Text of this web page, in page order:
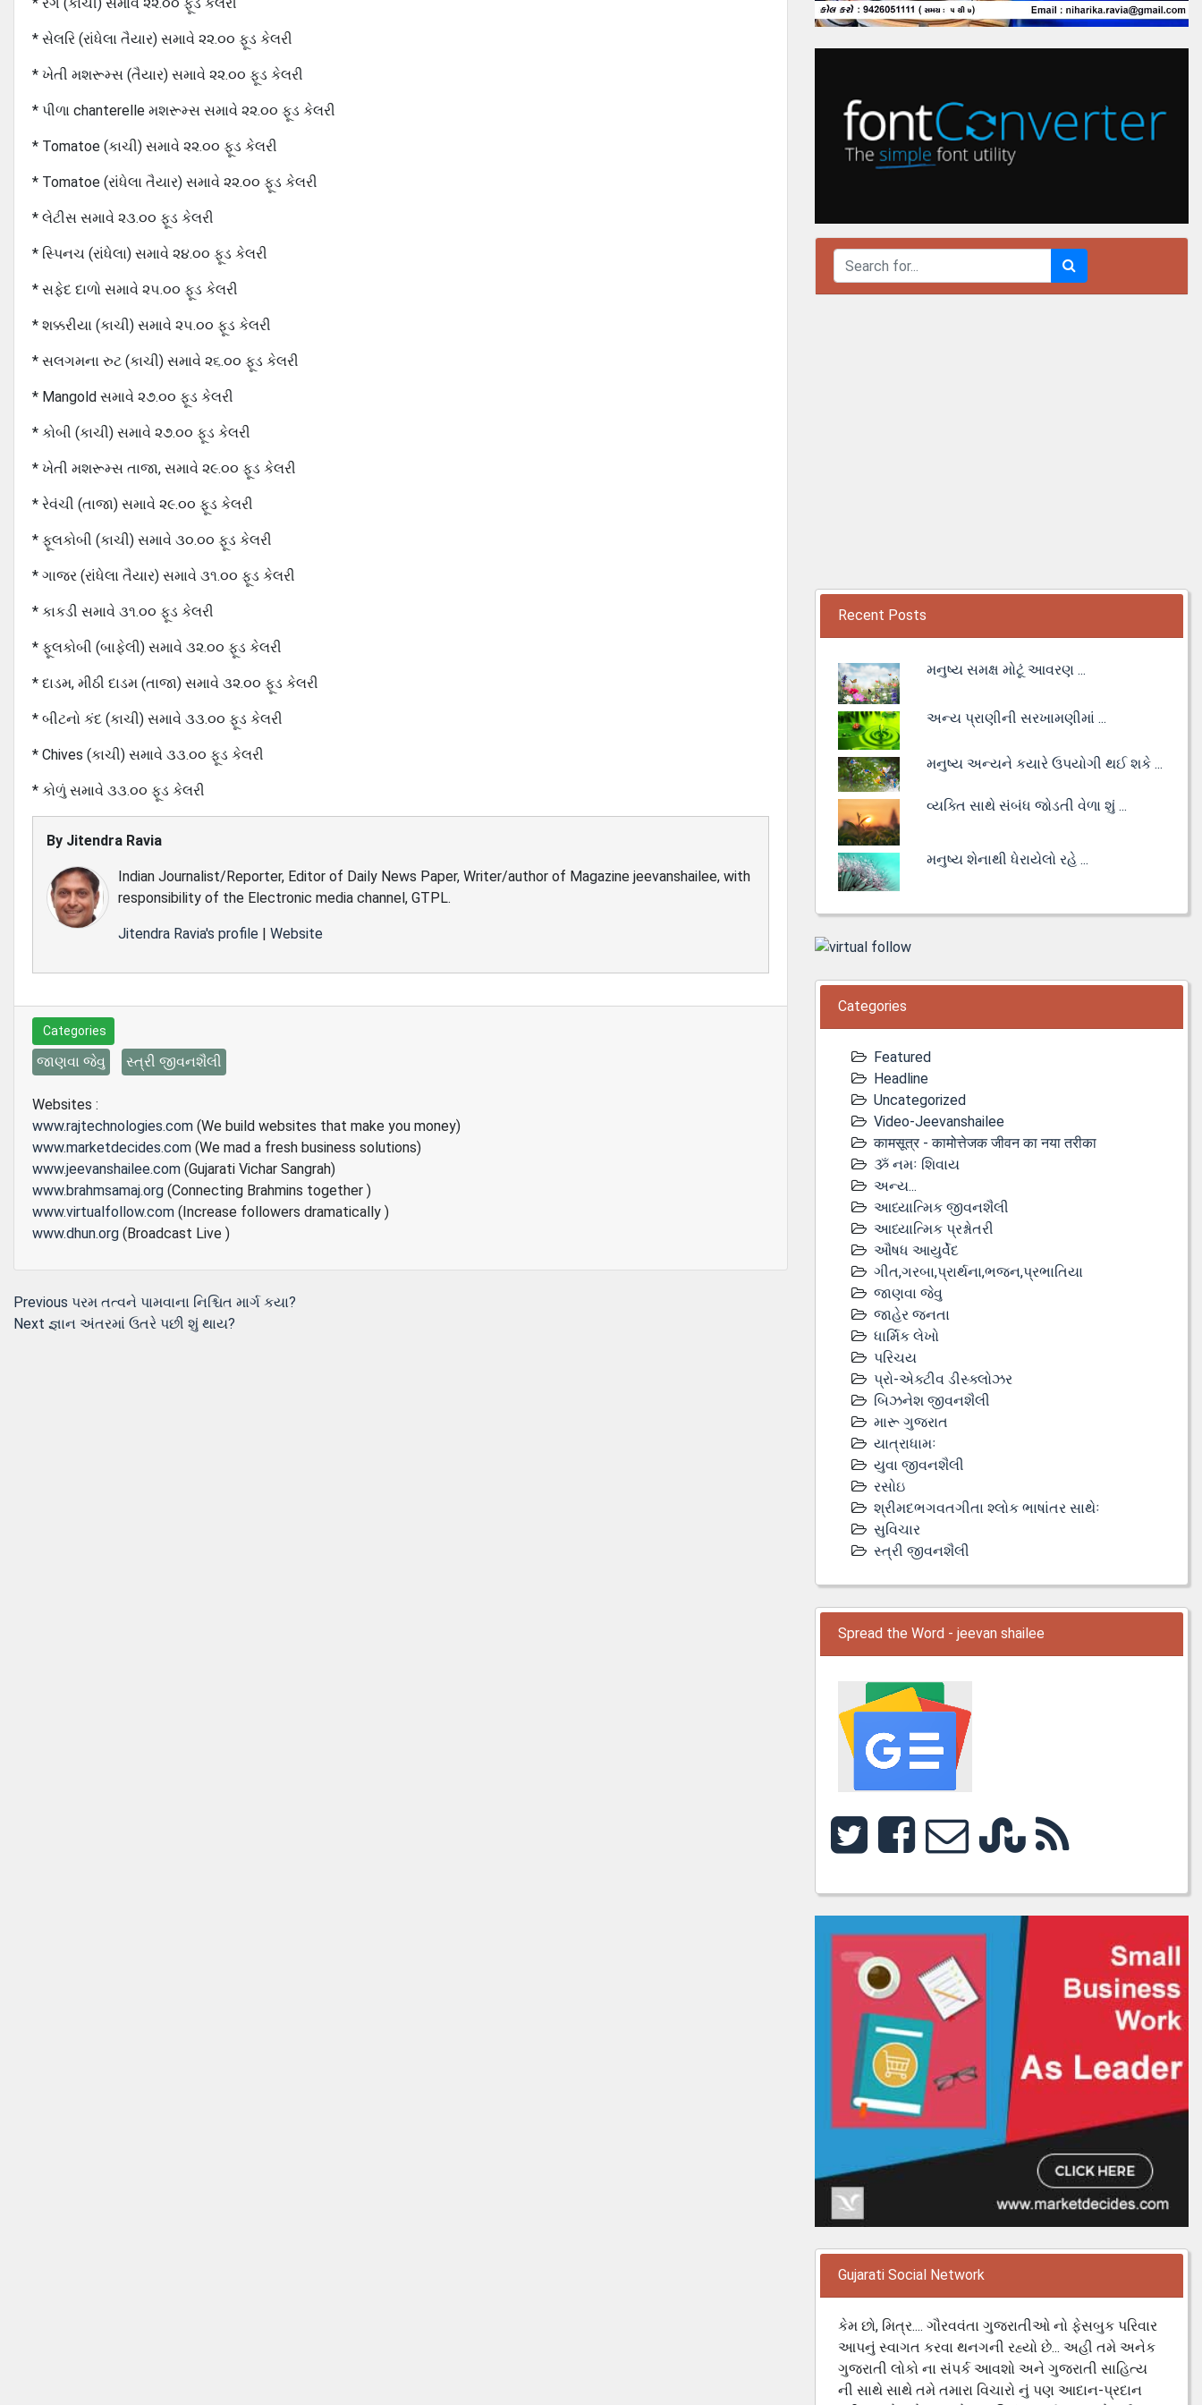
* સેલરિ (રાંધેલા તૈયાર) સમાવે ૨૨.૦૦ ફૂડ કેલરી
* ખેતી મશરૂમ્સ (તૈયાર) સમાવે ૨૨.૦૦ ફૂડ કેલરી
* પીળા chanterelle મશરૂમ્સ સમાવે ૨૨.૦૦ ફૂડ કેલરી
* Tomatoe (કાચી) સમાવે ૨૨.૦૦ ફૂડ કેલરી
* Tomatoe (રાંધેલા તૈયાર) સમાવે ૨૨.૦૦ ફૂડ કેલરી
* લેટીસ સમાવે ૨૩.૦૦ ફૂડ કેલરી
* સ્પિનચ (રાંધેલા) સમાવે ૨૪.૦૦ ફૂડ કેલરી
* સફેદ દાળો સમાવે ૨૫.૦૦ ફૂડ કેલરી
* શક્કરીયા (કાચી) સમાવે ૨૫.૦૦ ફૂડ કેલરી
* સલગમના રુટ (કાચી) સમાવે ૨૬.૦૦ ફૂડ કેલરી
* Mangold સમાવે ૨૭.૦૦ ફૂડ કેલરી
* કોબી (કાચી) સમાવે ૨૭.૦૦ ફૂડ કેલરી
* ખેતી મશરૂમ્સ તાજા, સમાવે ૨૯.૦૦ ફૂડ કેલરી
* રેવંચી (તાજા) સમાવે ૨૯.૦૦ ફૂડ કેલરી
* ફૂલકોબી (કાચી) સમાવે ૩૦.૦૦ ફૂડ કેલરી
* ગાજર (રાંધેલા તૈયાર) સમાવે ૩૧.૦૦ ફૂડ કેલરી
* કાકડી સમાવે ૩૧.૦૦ ફૂડ કેલરી
* ફૂલકોબી (બાફેલી) સમાવે ૩૨.૦૦ ફૂડ કેલરી
* દાડમ, મીઠી દાડમ (તાજા) સમાવે ૩૨.૦૦ ફૂડ કેલરી
* બીટનો કંદ (કાચી) સમાવે ૩૩.૦૦ ફૂડ કેલરી
* Chives (કાચી) સમાવે ૩૩.૦૦ ફૂડ કેલરી
* કોળું સમાવે ૩૩.૦૦ ફૂડ કેલરી
By Jitendra Ravia
Indian Journalist/Reporter, Editor of Daily News Paper, Writer/author of Magazine jeevanshailee, with
responsibility of the Electronic media channel, GTPL.
Jitendra Ravia's profile | Website
Categories
જાણવા જેવુ સ્ત્રી જીવનશૈલી
Websites :
www.rajtechnologies.com (We build websites that make you money)
www.marketdecides.com (We mad a fresh business solutions)
www.jeevanshailee.com (Gujarati Vichar Sangrah)
www.brahmsamaj.org (Connecting Brahmins together )
www.virtualfollow.com (Increase followers dramatically )
www.dhun.org (Broadcast Live )
Post
navigation
Previous Previous
post:
પરમ તત્વને પામવાના નિશ્ચિત માર્ગ કયા?
Next Next
જ્ઞાન અંતરમાં ઉતરે પછી શું થાય?
Recent Posts
મનુષ્ય સમક્ષ મોટૂં આવરણ ...
અન્ય પ્રાણીની સરખામણીમાં ...
મનુષ્ય અન્યને કયારે ઉપયોગી થઈ શકે ...
વ્યક્તિ સાથે સંબંધ જોડતી વેળા શું ...
મનુષ્ય શેનાથી ધેરાયેલો રહે ...
Categories
Featured
Headline
Uncategorized
Video-Jeevanshailee
कामसूत्र - कामोत्तेजक जीवन का नया तरीका
ૐ નમઃ શિવાય
અન્ય...
આધ્યાત્મિક જીવનશૈલી
આધ્યાત્મિક પ્રશ્નોતરી
ઔષધ આયુર્વેદ
ગીત,ગરબા,પ્રાર્થના,ભજન,પ્રભાતિયા
જાણવા જેવુ
જાહેર જનતા
ધાર્મિક લેખો
પરિચય
પ્રો-એક્ટીવ ડીસ્‍ક્લોઝર
બિઝનેશ જીવનશૈલી
મારૂ ગુજરાત
યાત્રાધામઃ
યુવા જીવનશૈલી
રસોઇ
શ્રીમદભગવતગીતા શ્લોક ભાષાંતર સાથેઃ
સુવિચાર
સ્ત્રી જીવનશૈલી
Spread the Word - jeevan shailee
Gujarati Social Network
કેમ છો, મિત્ર.... ગૌરવવંતા ગુજરાતીઓ નો ફેસબુક પરિવાર
આપનું સ્વાગત કરવા થનગની રહ્યો છે... અહી તમે અનેક
ગુજરાતી લોકો ના સંપર્ક આવશો અને ગુજરાતી સાહિત્ય
ની સાથે સાથે તમે તમારા વિચારો નું પણ આદાન-પ્રદાન